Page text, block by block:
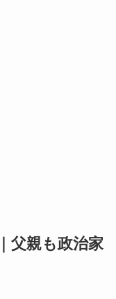
父親も政治家